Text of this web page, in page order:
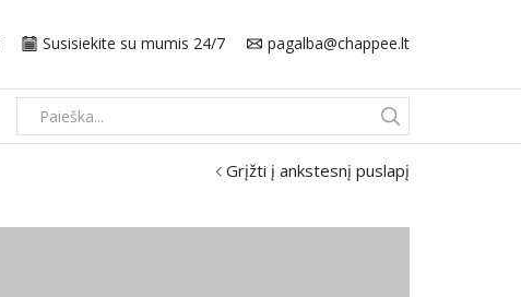
Susisiekite su mumis 24/7 pagalba@chappee.lt
input
Grįžti į ankstesnį puslapį